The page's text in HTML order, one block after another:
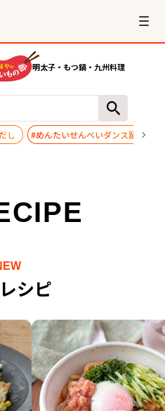
明太子・もつ鍋・九州料理
し #めんたいせんべいダンス踊ってみ
シピ